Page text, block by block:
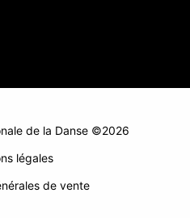
de la Danse ©2026
légales
de vente